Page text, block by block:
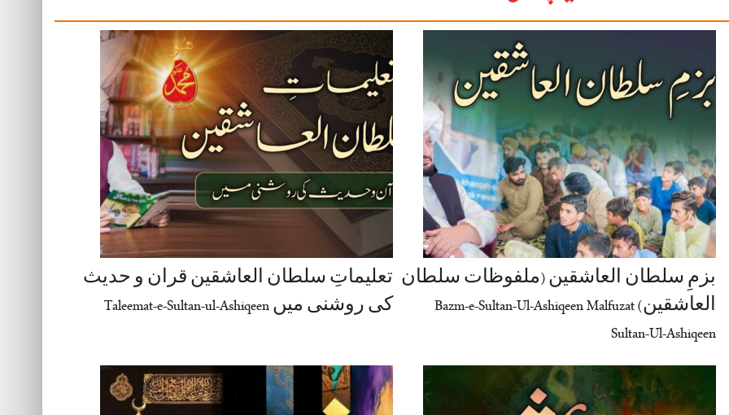
بزمِ سلطان العاشقین (ملفوظات سلطان
العاشقین) Bazm-e-Sultan-Ul-Ashiqeen Malfuzat
Sultan-Ul-Ashiqeen
تعلیماتِ سلطان العاشقین قران و حدیث
کی روشنی میں Taleemat-e-Sultan-ul-Ashiqeen